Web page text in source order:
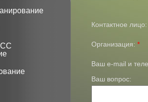
Контактное
Организация: *
Ваш e-mail и
Ваш вопрос: